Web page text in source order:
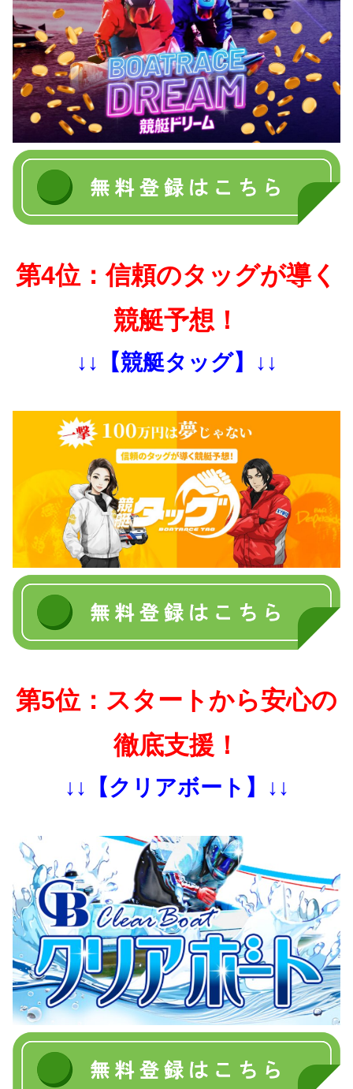
第4位：信頼のタッグが導く
競艇予想！
↓↓【競艇タッグ】↓↓
第5位：スタートから安心の
徹底支援！
↓↓【クリアボート】↓↓